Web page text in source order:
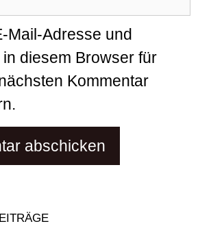
Mail-Adresse und
diesem Browser für
Kommentar